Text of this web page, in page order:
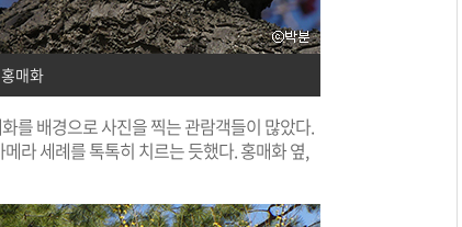
매화
를 배경으로 사진을 찍는 관람객들이 많았다.
라 세례를 톡톡히 치르는 듯했다. 홍매화 옆,